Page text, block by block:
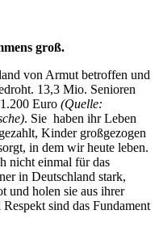
groß.
von Armut betroffen und
13,3 Mio. Senioren
Euro (Quelle:
. Sie haben ihr Leben
Kinder großgezogen
in dem wir heute leben.
nicht einmal für das
in Deutschland stark,
und holen sie aus ihrer
sind das Fundament